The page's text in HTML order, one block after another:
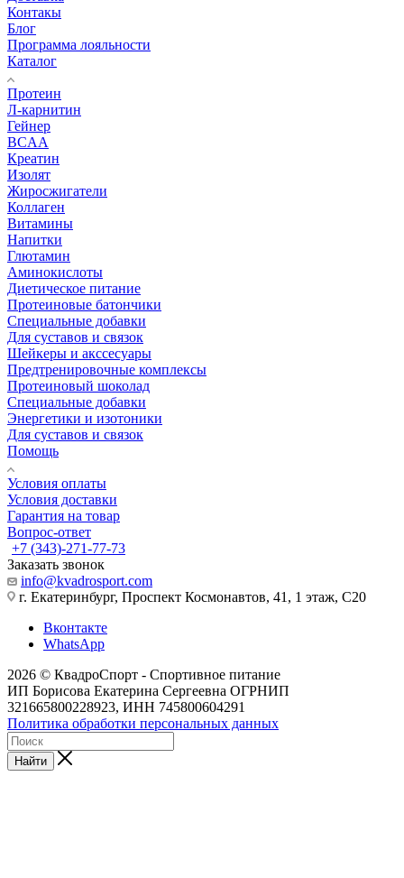
Контакы
Блог
Программа лояльности
Каталог
Протеин
Л-карнитин
Гейнер
BCAA
Креатин
Изолят
Жиросжигатели
Коллаген
Витамины
Напитки
Глютамин
Аминокислоты
Диетическое питание
Протеиновые батончики
Специальные добавки
Для суставов и связок
Шейкеры и акссесуары
Предтренировочные комплексы
Протеиновый шоколад
Специальные добавки
Энергетики и изотоники
Для суставов и связок
Помощь
Условия оплаты
Условия доставки
Гарантия на товар
Вопрос-ответ
+7 (343)-271-77-73
Заказать звонок
info@kvadrosport.com
г. Екатеринбург, Проспект Космонавтов, 41, 1 этаж, С20
Вконтакте
WhatsApp
2026 © КвадроСпорт - Спортивное питание
ИП Борисова Екатерина Сергеевна ОГРНИП
321665800228923, ИНН 745800604291
Политика обработки персональных данных
Найти